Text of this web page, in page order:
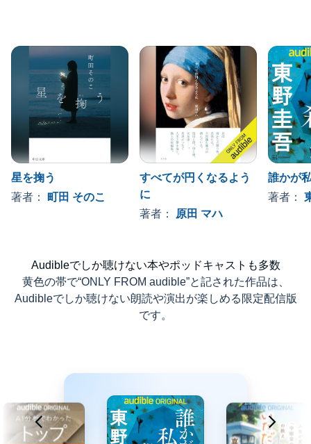
星を掬う
著者： 町田 そのこ
すべてが円くなるよう
に
著者： 原田 マハ
誰かが
著者：
Audibleでしか聴けない本やポッドキャストも多数
黄色の帯で“ONLY FROM audible”と記された作品は、
Audibleでしか聴けない朗読や演出が楽しめる限定配信版
です。